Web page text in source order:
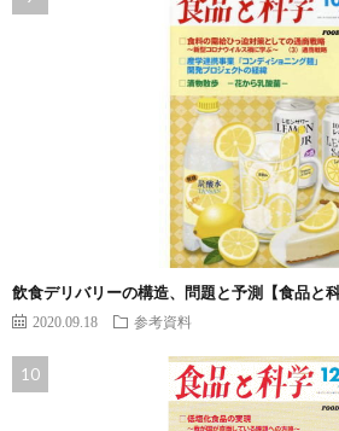
飲食デリバリーの構造、問題と予測【食品と科
2020.09.18 参考資料